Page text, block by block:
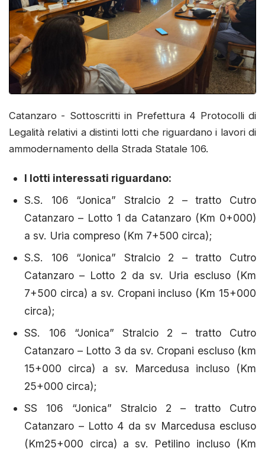
Catanzaro - Sottoscritti in Prefettura 4 Protocolli di
Legalità relativi a distinti lotti che riguardano i lavori di
ammodernamento della Strada Statale 106.
I lotti interessati riguardano:
S.S. 106 “Jonica” Stralcio 2 – tratto Cutro
Catanzaro – Lotto 1 da Catanzaro (Km 0+000)
a sv. Uria compreso (Km 7+500 circa);
S.S. 106 “Jonica” Stralcio 2 – tratto Cutro
Catanzaro – Lotto 2 da sv. Uria escluso (Km
7+500 circa) a sv. Cropani incluso (Km 15+000
circa);
SS. 106 “Jonica” Stralcio 2 – tratto Cutro
Catanzaro – Lotto 3 da sv. Cropani escluso (km
15+000 circa) a sv. Marcedusa incluso (Km
25+000 circa);
SS 106 “Jonica” Stralcio 2 – tratto Cutro
Catanzaro – Lotto 4 da sv Marcedusa escluso
(Km25+000 circa) a sv. Petilino incluso (Km